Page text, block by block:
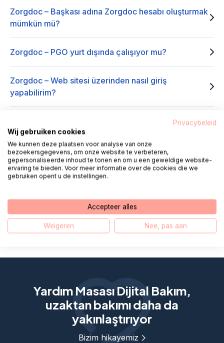
Zorgdoc – Başkası adına Zorgdoc hesabı oluşturmak
mümkün mü?
Zorgdoc – PGO yurt dışında çalışıyor mu?
Zorgdoc – Web sitesi üzerinden nasıl giriş
yapabilirim?
yapabilirim?
Zorgdoc – Şifremi unuttum, şimdi ne olacak?
Heeft u een andere vraag over PGO´s?
Yardım Masası Dijital Bakım,
uzaktan bakımı daha da
yakınlaştırıyor
Bizim hikayemiz
Privacybeleid
Wij gebruiken cookies
We kunnen deze plaatsen voor analyse van onze
bezoekersgegevens, om onze website te verbeteren,
gepersonaliseerde inhoud te tonen en om u een geweldige website-
ervaring te bieden. Voor meer informatie over de cookies die we
gebruiken opent u de instellingen.
Accepteer alles
Weigeren Nee, pas aan